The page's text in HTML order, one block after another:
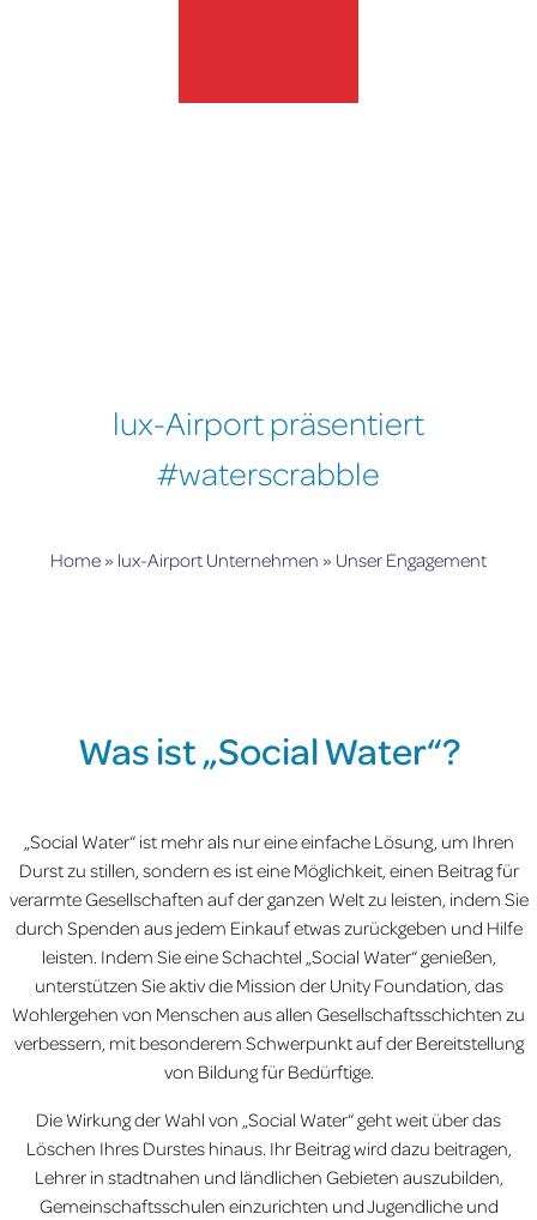
lux-Airport präsentiert
#waterscrabble
Home » lux-Airport Unternehmen » Unser Engagement
Was ist „Social Water“?
„Social Water“ ist mehr als nur eine einfache Lösung, um Ihren
Durst zu stillen, sondern es ist eine Möglichkeit, einen Beitrag für
verarmte Gesellschaften auf der ganzen Welt zu leisten, indem Sie
durch Spenden aus jedem Einkauf etwas zurückgeben und Hilfe
leisten. Indem Sie eine Schachtel „Social Water“ genießen,
unterstützen Sie aktiv die Mission der Unity Foundation, das
Wohlergehen von Menschen aus allen Gesellschaftsschichten zu
verbessern, mit besonderem Schwerpunkt auf der Bereitstellung
von Bildung für Bedürftige.
Die Wirkung der Wahl von „Social Water“ geht weit über das
Löschen Ihres Durstes hinaus. Ihr Beitrag wird dazu beitragen,
Lehrer in stadtnahen und ländlichen Gebieten auszubilden,
Gemeinschaftsschulen einzurichten und Jugendliche und